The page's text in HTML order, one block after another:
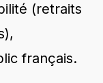
(retraits
français.